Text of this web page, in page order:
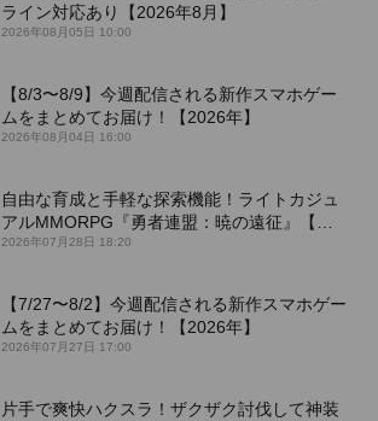
ライン対応あり【2026年8月】
2026年08月05日 10:00
【8/3〜8/9】今週配信される新作スマホゲー
ムをまとめてお届け！【2026年】
2026年08月04日 16:00
自由な育成と手軽な探索機能！ライトカジュ
アルMMORPG『勇者連盟：暁の遠征』【最
新作PICKUP】
2026年07月28日 18:20
【7/27〜8/2】今週配信される新作スマホゲー
ムをまとめてお届け！【2026年】
2026年07月27日 17:00
片手で爽快ハクスラ！ザクザク討伐して神装